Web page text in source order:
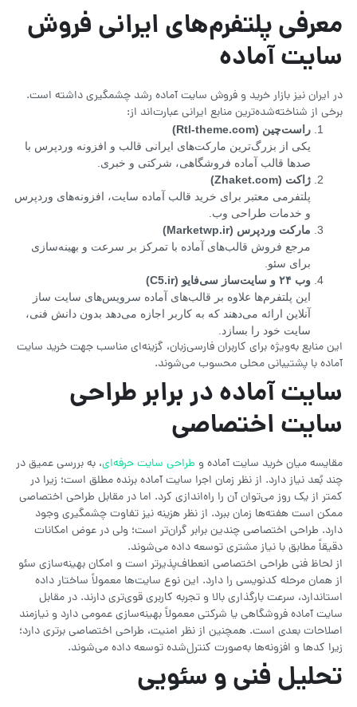
معرفی پلتفرم‌های ایرانی فروش
سایت آماده
در ایران نیز بازار خرید و فروش سایت آماده رشد چشمگیری داشته است.
برخی از شناخته‌شده‌ترین منابع ایرانی عبارت‌اند از:
راست‌چین (Rtl-theme.com)
یکی از بزرگ‌ترین مارکت‌های ایرانی قالب و افزونه وردپرس با
صدها قالب آماده فروشگاهی، شرکتی و خبری.
ژاکت (Zhaket.com)
پلتفرمی معتبر برای خرید قالب آماده سایت، افزونه‌های وردپرس
و خدمات طراحی وب.
مارکت وردپرس (Marketwp.ir)
مرجع فروش قالب‌های آماده با تمرکز بر سرعت و بهینه‌سازی
برای سئو.
وب ۲۴ و سایت‌ساز سی‌فایو (C5.ir)
این پلتفرم‌ها علاوه بر قالب‌های آماده سرویس‌های سایت ساز
آنلاین ارائه می‌دهند که به کاربر اجازه می‌دهد بدون دانش فنی،
سایت خود را بسازد.
این منابع به‌ویژه برای کاربران فارسی‌زبان، گزینه‌ای مناسب جهت خرید سایت
آماده با پشتیبانی محلی محسوب می‌شوند.
سایت آماده در برابر طراحی
سایت اختصاصی
مقایسه میان خرید سایت آماده و طراحی سایت حرفه‌ای، به بررسی عمیق در
چند بُعد نیاز دارد. از نظر زمان اجرا سایت آماده برنده مطلق است؛ زیرا در
کمتر از یک روز می‌توان آن را راه‌اندازی کرد. اما در مقابل طراحی اختصاصی
ممکن است هفته‌ها زمان ببرد. از نظر هزینه نیز تفاوت چشمگیری وجود
دارد. طراحی اختصاصی چندین برابر گران‌تر است؛ ولی در عوض امکانات
دقیقاً مطابق با نیاز مشتری توسعه داده می‌شوند.
از لحاظ فنی طراحی اختصاصی انعطاف‌پذیرتر است و امکان بهینه‌سازی سئو
از همان مرحله کدنویسی را دارد. این نوع سایت‌ها معمولاً ساختار داده
استاندارد، سرعت بارگذاری بالا و تجربه کاربری قوی‌تری دارند. در مقابل
سایت آماده فروشگاهی یا شرکتی معمولاً بهینه‌سازی عمومی دارد و نیازمند
اصلاحات بعدی است. همچنین از نظر امنیت، طراحی اختصاصی برتری دارد؛
زیرا کدها و افزونه‌ها به‌صورت کنترل‌شده توسعه داده می‌شوند.
تحلیل فنی و سئویی